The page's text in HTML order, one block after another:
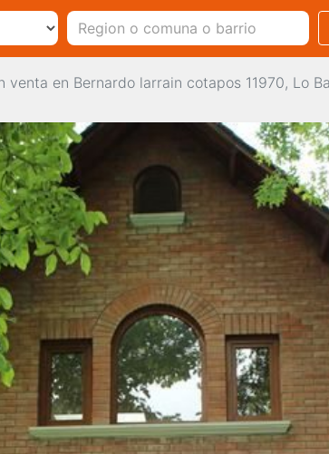
venta en Bernardo larrain cotapos 11970, Lo